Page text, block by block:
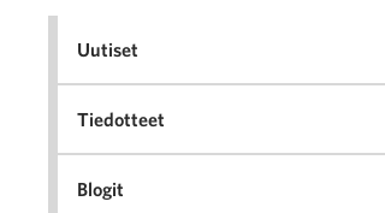
Uutiset
Tiedotteet
Blogit